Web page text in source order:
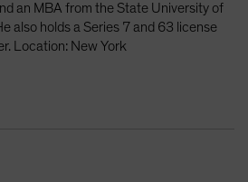
an MBA from the State University of
also holds a Series 7 and 63 license
Location: New York